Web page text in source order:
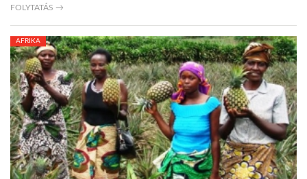
FOLYTATÁS →
AFRIKA